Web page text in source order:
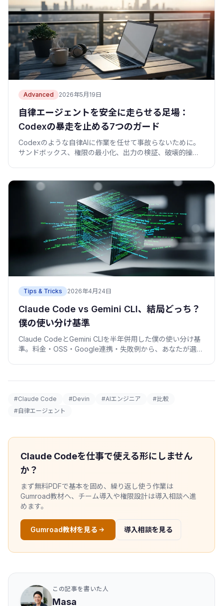
Advanced 2026年5月19日
自律エージェントを安全に走らせる足場：
Codexの暴走を止める7つのガード
Codexのような自律AIに作業を任せて事故らないために。
サンドボックス、権限の最小化、出力の検証、破壊的操作
Tips & Tricks 2026年4月24日
Claude Code vs Gemini CLI、結局どっち？
僕の使い分け基準
Claude CodeとGemini CLIを半年併用した僕の使い分け基
準。料金・OSS・Google連携・失敗例から、あなたが選ぶ
#Claude Code #Devin #AIエンジニア
#比較
#自律エージェント
Claude Codeを仕事で使える形にしません
か？
まず無料PDFで基本を固め、繰り返し使う作業は
Gumroad教材へ、チーム導入や権限設計は導入相談へ進
めます。
Gumroad教材を見る 導入相談を見る
この記事を書いた人
Masa